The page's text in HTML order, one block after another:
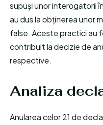
supuși unor interogatorii
au dus la obținerea unor
false. Aceste practici au
contribuit la decizie de
respective.
Analiza
Anularea celor 21 de